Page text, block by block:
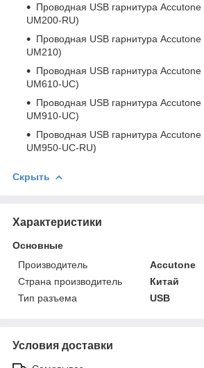
Проводная USB гарнитура Accutone
UM200-RU)
Проводная USB гарнитура Accutone
UM210)
Проводная USB гарнитура Accutone
UM610-UC)
Проводная USB гарнитура Accutone
UM910-UC)
Проводная USB гарнитура Accutone
UM950-UC-RU)
Скрыть
Характеристики
Основные
Производитель
Accutone
Страна производитель
Китай
Тип разъема
USB
Условия доставки